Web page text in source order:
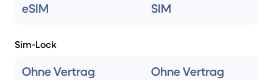
eSIM
SIM
Sim-Lock
Ohne Vertrag Ohne Vertrag